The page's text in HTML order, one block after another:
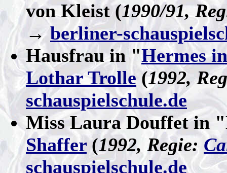
von Kleist (1990/91,
→berliner-
Hausfrau in "Hermes
Lothar Trolle (1992,
schauspielschule.de
Miss Laura Douffet in
Shaffer(1992, Regie:
schauspielschule.de